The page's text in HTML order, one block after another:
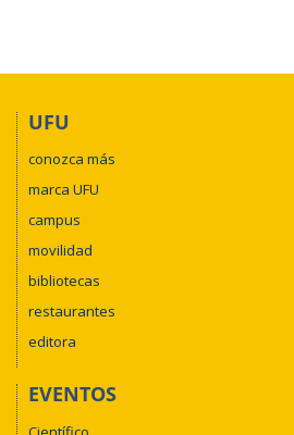
UFU
conozca más
marca UFU
campus
movilidad
bibliotecas
restaurantes
editora
EVENTOS